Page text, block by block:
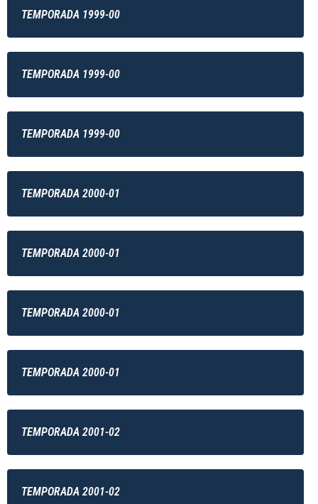
TEMPORADA 1999-00
TEMPORADA 1999-00
TEMPORADA 1999-00
TEMPORADA 2000-01
TEMPORADA 2000-01
TEMPORADA 2000-01
TEMPORADA 2000-01
TEMPORADA 2001-02
TEMPORADA 2001-02